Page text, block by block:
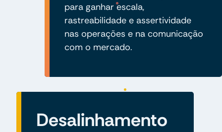
para ganhar escala,
rastreabilidade e assertividade
nas operações e na comunicação
com o mercado.
Desalinhamento